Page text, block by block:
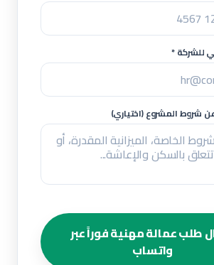
للشركة *
شروط المشروع (اختياري)
طلب عمالة مهنية فوراً عبر
واتساب